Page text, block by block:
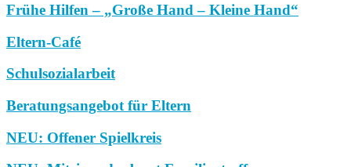
Frühe Hilfen – „Große Hand – Kleine Hand“
Eltern-Café
Schulsozialarbeit
Beratungsangebot für Eltern
NEU: Offener Spielkreis